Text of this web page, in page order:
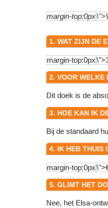
1. WAT ZIJN DE
2. VOOR WELKE
Dit doek is de
3. HOE KAN IK
Bij de standaard
4. IK HEB THUIS
5. GLIMT HET
Nee, het Elsa-